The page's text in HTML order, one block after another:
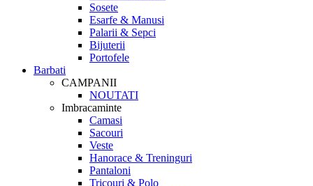
Sosete
Esarfe & Manusi
Palarii & Sepci
Bijuterii
Portofele
Barbati
CAMPANII
NOUTATI
Imbracaminte
Camasi
Sacouri
Veste
Hanorace & Treninguri
Pantaloni
Tricouri & Polo